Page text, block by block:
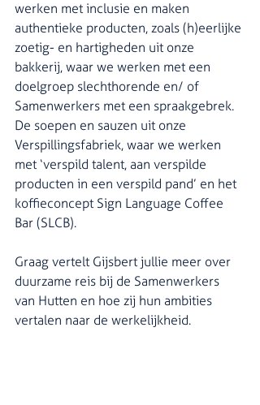
werken met inclusie en maken
authentieke producten, zoals (h)eerlijke
zoetig- en hartigheden uit onze
bakkerij, waar we werken met een
doelgroep slechthorende en/ of
Samenwerkers met een spraakgebrek.
De soepen en sauzen uit onze
Verspillingsfabriek, waar we werken
met ‘verspild talent, aan verspilde
producten in een verspild pand’ en het
koffieconcept Sign Language Coffee
Bar (SLCB).
Graag vertelt Gijsbert jullie meer over
duurzame reis bij de Samenwerkers
van Hutten en hoe zij hun ambities
vertalen naar de werkelijkheid.